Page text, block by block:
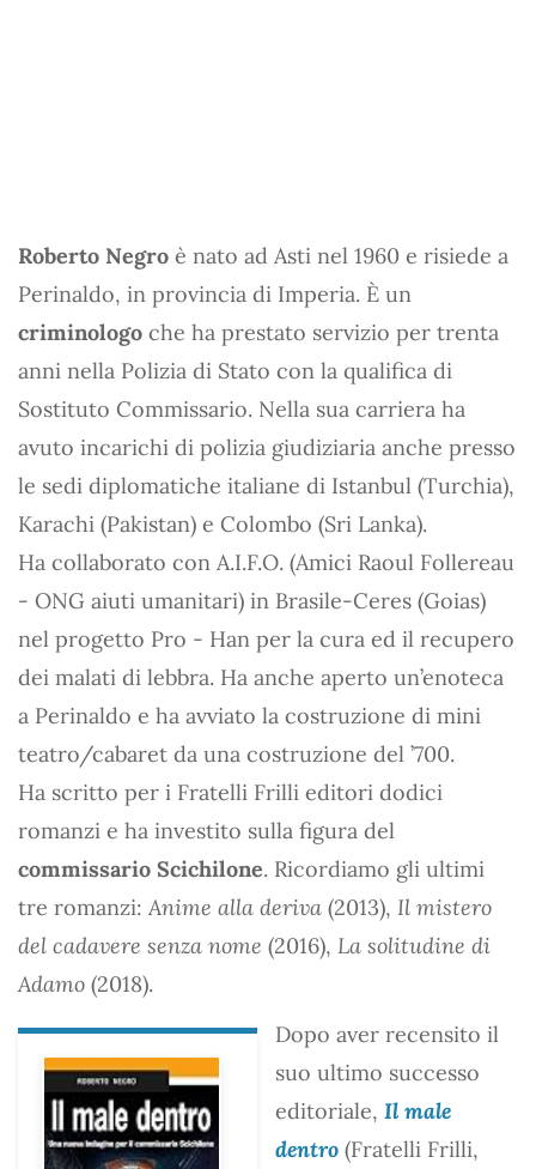
Roberto Negro è nato ad Asti nel 1960 e risiede a
Perinaldo, in provincia di Imperia. È un
criminologo che ha prestato servizio per trenta
anni nella Polizia di Stato con la qualifica di
Sostituto Commissario. Nella sua carriera ha
avuto incarichi di polizia giudiziaria anche presso
le sedi diplomatiche italiane di Istanbul (Turchia),
Karachi (Pakistan) e Colombo (Sri Lanka).
Ha collaborato con A.I.F.O. (Amici Raoul Follereau
- ONG aiuti umanitari) in Brasile-Ceres (Goias)
nel progetto Pro - Han per la cura ed il recupero
dei malati di lebbra. Ha anche aperto un’enoteca
a Perinaldo e ha avviato la costruzione di mini
teatro/cabaret da una costruzione del ’700.
Ha scritto per i Fratelli Frilli editori dodici
romanzi e ha investito sulla figura del
commissario Scichilone. Ricordiamo gli ultimi
tre romanzi: Anime alla deriva (2013), Il mistero
del cadavere senza nome (2016), La solitudine di
Adamo (2018).
Dopo aver recensito il
suo ultimo successo
editoriale, Il male
dentro (Fratelli Frilli,